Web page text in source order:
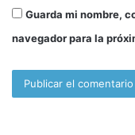
Guarda mi nombre,
navegador para la